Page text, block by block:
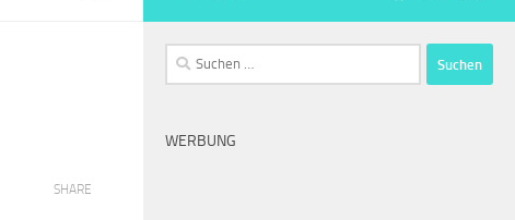
SHARE
Suchen
nach:
WERBUNG